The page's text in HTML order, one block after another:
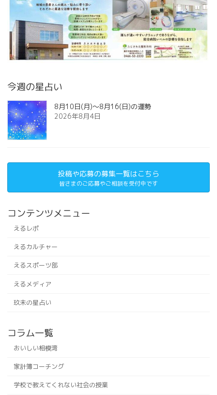
今週の星占い
8月10日(月)～8月16(日)の運勢
2026年8月4日
投稿や応募の募集一覧はこちら
皆さまのご応募やご相談を受付中です
コンテンツメニュー
えるレポ
えるカルチャー
えるスポーツ部
えるメディア
玖未の星占い
コラム一覧
おいしい相模湾
家計簿コーチング
学校で教えてくれない社会の授業